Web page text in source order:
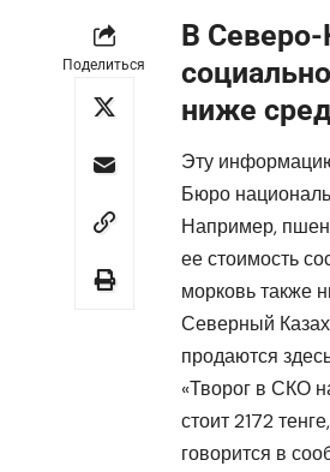
Поделиться
В Северо-
ниже
Эту
Бюро
Например,
ее стоимость
морковь также
Северный
продаются
«Творог в СКО
стоит 2172
говорится в